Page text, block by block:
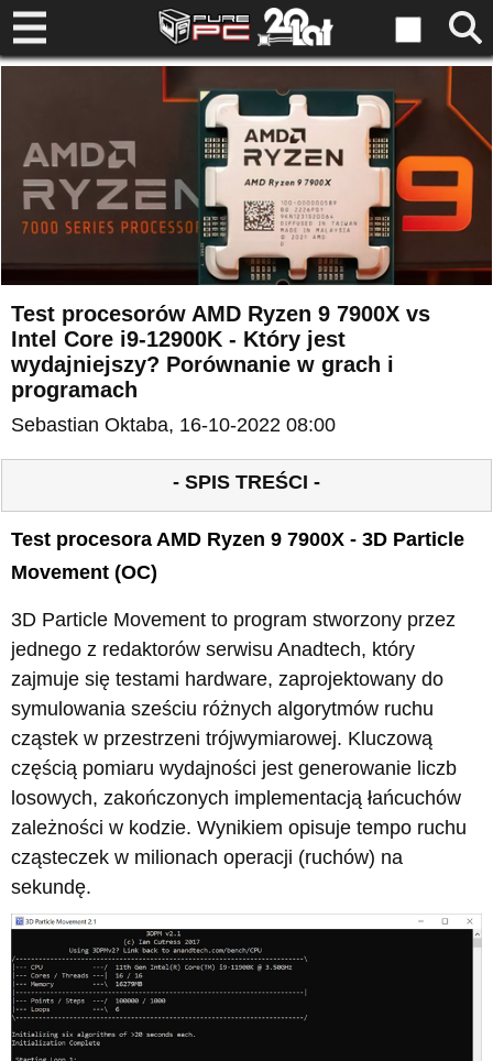
Test procesorów AMD Ryzen 9 7900X vs
Intel Core i9-12900K - Który jest
wydajniejszy? Porównanie w grach i
programach
Sebastian Oktaba, 16-10-2022 08:00
- SPIS TREŚCI -
Test procesora AMD Ryzen 9 7900X - 3D Particle
Movement (OC)
3D Particle Movement to program stworzony przez
jednego z redaktorów serwisu Anadtech, który
zajmuje się testami hardware, zaprojektowany do
symulowania sześciu różnych algorytmów ruchu
cząstek w przestrzeni trójwymiarowej. Kluczową
częścią pomiaru wydajności jest generowanie liczb
losowych, zakończonych implementacją łańcuchów
zależności w kodzie. Wynikiem opisuje tempo ruchu
cząsteczek w milionach operacji (ruchów) na
sekundę.